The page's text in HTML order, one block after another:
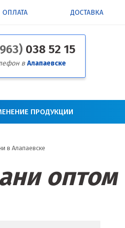
ОПЛАТА ДОСТАВКА
038 52 15
в Алапаевске
ПРОДУКЦИИ
в Алапаевске
оптом